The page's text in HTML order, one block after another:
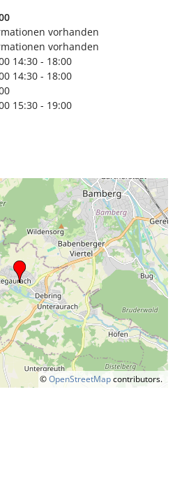
vorhanden
vorhanden
14:30 - 18:00
14:30 - 18:00
15:30 - 19:00
©OpenStreetMapcontributors.